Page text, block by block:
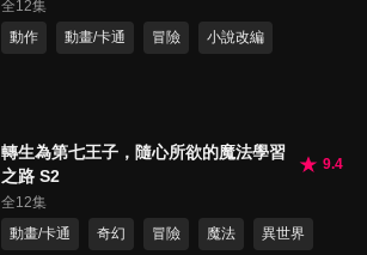
全12集
動作
動畫/卡通 冒險 小說改編
轉生為第七王子，隨心所欲的魔法學習
之路 S2
9.4
全12集
動畫/卡通
奇幻 冒險 魔法 異世界